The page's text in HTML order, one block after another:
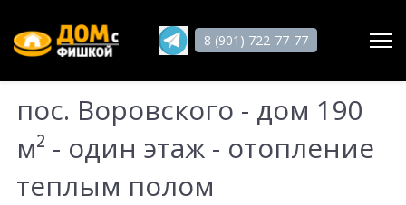
8 (901) 722-77-77
пос. Воровского - дом 190
м² - один этаж - отопление
теплым полом
Поиск